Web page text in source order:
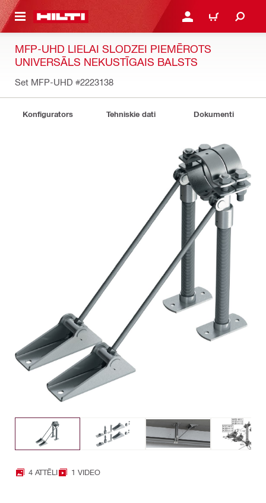
SATURU PIESLĒGTIES VAI
IEPIRKŠANĀS
MFP-UHD LIELAI SLODZEI PIEMĒROTS
UNIVERSĀLS NEKUSTĪGAIS BALSTS
Set MFP-UHD #2223138
Konfigurators Tehniskie dati Dokumenti
4 ATTĒLI 1 VIDEO